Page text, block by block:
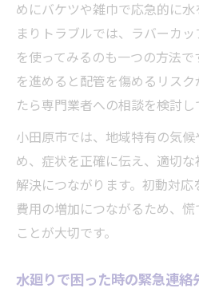
ト
水廻り修理先を選ぶ
小田原水道サービス
法
水道修理業者の出張
の確認
水廻り修理の対応エ
比較
水道局指定業者の保
を解説
めにバケツや雑巾で応急的に
まりトラブルでは、ラバーカ
を使ってみるのも一つの方法
を進めると配管を傷めるリス
たら専門業者への相談を検討し
小田原市では、地域特有の気
め、症状を正確に伝え、適切
解決につながります。初動対
費用の増加につながるため、
ことが大切です。
水廻りで困った時の緊急連絡